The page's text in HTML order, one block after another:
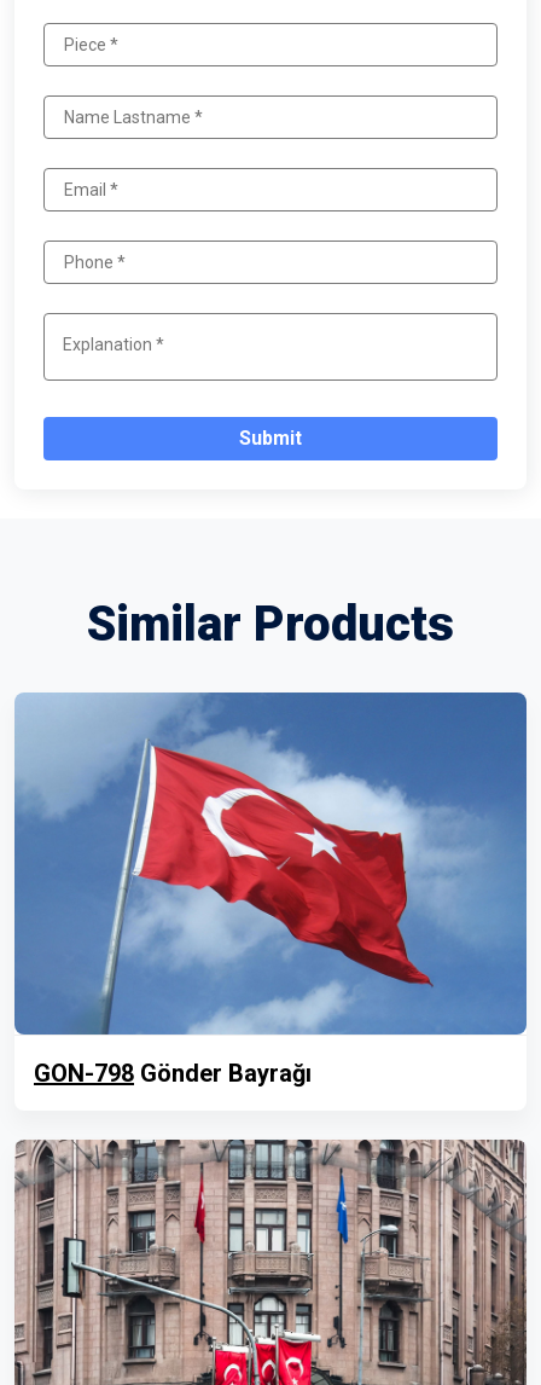
Submit
Similar Products
GON-798 Gönder Bayrağı